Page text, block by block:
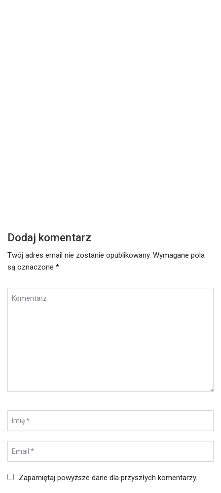
Dodaj komentarz
Twój adres email nie zostanie opublikowany. Wymagane pola
są oznaczone *
Zapamiętaj powyższe dane dla przyszłych komentarzy.